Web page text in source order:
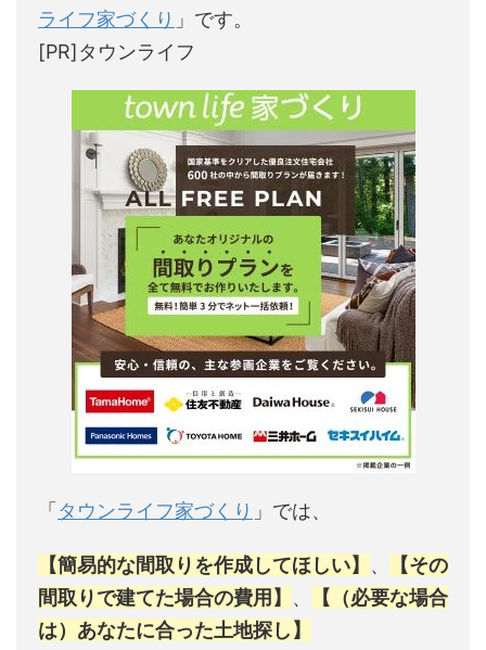
ライフ家づくり 」です。
[PR]タウンライフ
「タウンライフ家づくり 」では、
【簡易的な間取りを作成してほしい】 、
【その
間取りで建てた場合の費用】 、
【（必要な場合
は）あなたに合った土地探し】